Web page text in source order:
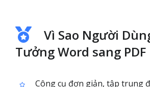
Vì Sao Người
Tưởng Word sang PDF
Công cụ đơn giản, tập trung